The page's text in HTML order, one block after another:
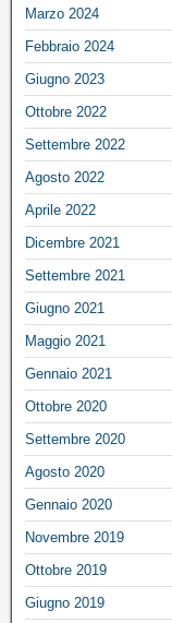
Marzo 2024
Febbraio 2024
Giugno 2023
Ottobre 2022
Settembre 2022
Agosto 2022
Aprile 2022
Dicembre 2021
Settembre 2021
Giugno 2021
Maggio 2021
Gennaio 2021
Ottobre 2020
Settembre 2020
Agosto 2020
Gennaio 2020
Novembre 2019
Ottobre 2019
Giugno 2019